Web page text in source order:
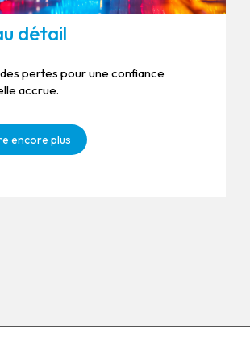
détail
pertes pour une confiance
accrue.
encore plus